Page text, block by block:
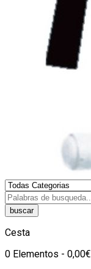
buscar
Cesta
0 Elementos - 0,00€